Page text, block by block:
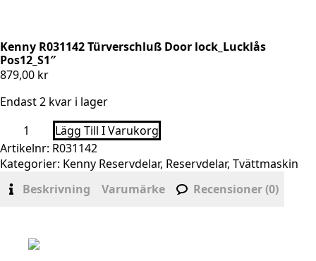
Kenny R031142 Türverschluß Door lock_Lucklås
Pos12_S1″
879,00 kr
Endast 2 kvar i lager
Kenny
R031142
Türverschluß
Door
lock_Lucklås
Pos12_S1"
mängd
Lägg Till I Varukorg
Artikelnr: R031142
Kategorier: Kenny Reservdelar, Reservdelar, Tvättmaskin
Beskrivning
Varumärke Recensioner (0)